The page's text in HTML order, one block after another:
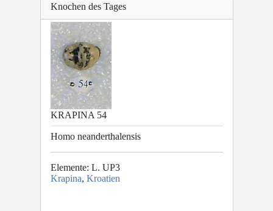
Knochen des Tages
KRAPINA 54
Homo neanderthalensis
Elemente: L. UP3
Krapina, Kroatien